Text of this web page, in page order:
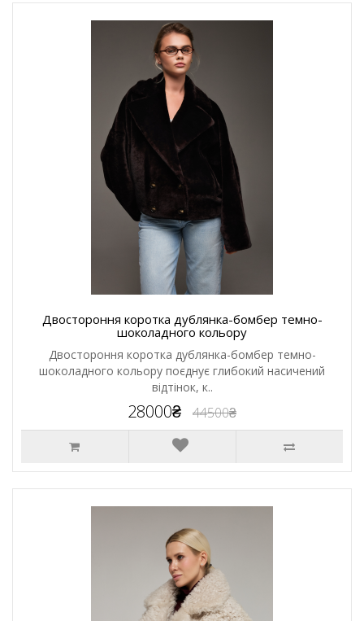
Двостороння коротка дублянка-бомбер темно-
шоколадного кольору
Двостороння коротка дублянка-бомбер темно-
шоколадного кольору поєднує глибокий насичений
відтінок, к..
28000₴ 44500₴